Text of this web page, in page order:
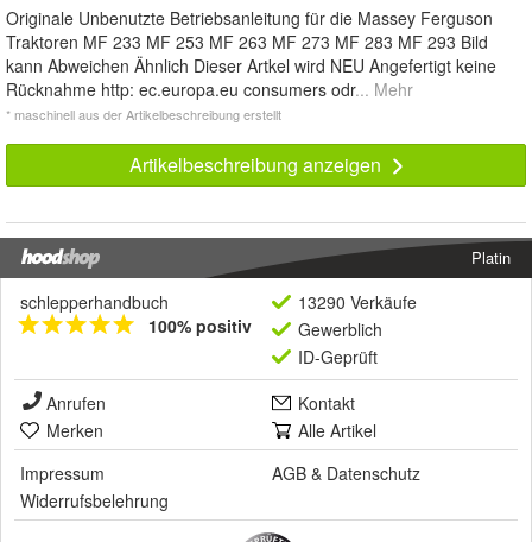
Originale Unbenutzte Betriebsanleitung für die Massey Ferguson
Traktoren MF 233 MF 253 MF 263 MF 273 MF 283 MF 293 Bild
kann Abweichen Ähnlich Dieser Artkel wird NEU Angefertigt keine
Rücknahme http: ec.europa.eu consumers odr... Mehr
* maschinell aus der Artikelbeschreibung erstellt
Artikelbeschreibung anzeigen
Platin
schlepperhandbuch
100% positiv
13290 Verkäufe
Gewerblich
ID-Geprüft
Anrufen
Kontakt
Merken
Alle Artikel
Impressum
AGB & Datenschutz
Widerrufsbelehrung